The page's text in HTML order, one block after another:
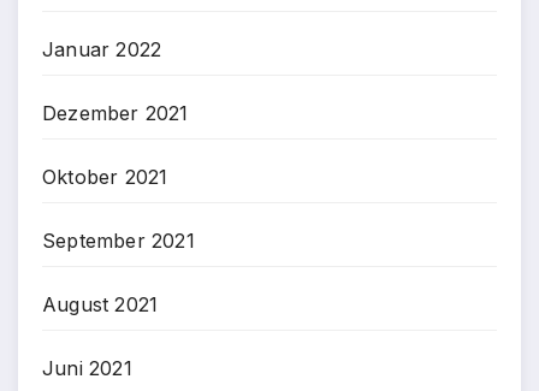
Januar 2022
Dezember 2021
Oktober 2021
September 2021
August 2021
Juni 2021